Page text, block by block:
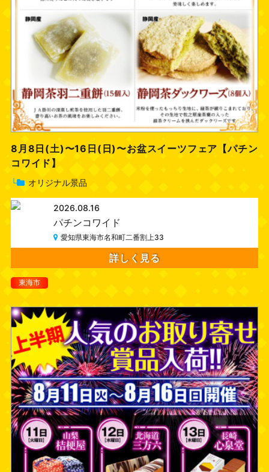
8月8日(土)〜16日(日)〜お盆スイーツフェア【パチン
コワイド】
└ オリジナル景品
2026.08.16
パチンコワイド
愛知県東海市名和町二番割上33
詳しく見る
東海市